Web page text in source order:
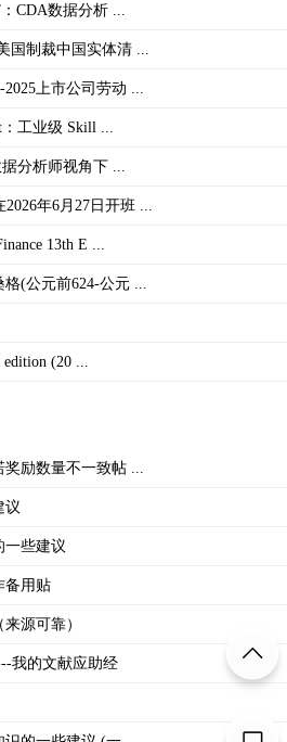
CDA数据分析 ...
国制裁中国实体清 ...
上市公司劳动 ...
工业级 Skill ...
分析师视角下 ...
年6月27日开班 ...
13th E ...
(公元前624-公元 ...
(20 ...
励数量不一致帖 ...
议
一些建议
备用贴
源可靠）
我的文献应助经